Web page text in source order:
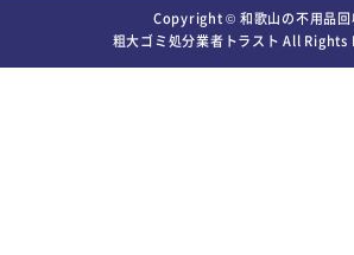
Copyright © 和歌山の不用品回
粗大ゴミ処分業者トラスト All Rights